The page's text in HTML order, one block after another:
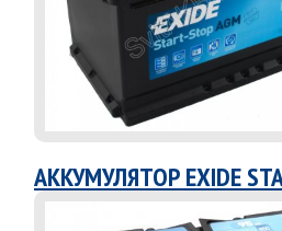
АККУМУЛЯТОР EXIDE